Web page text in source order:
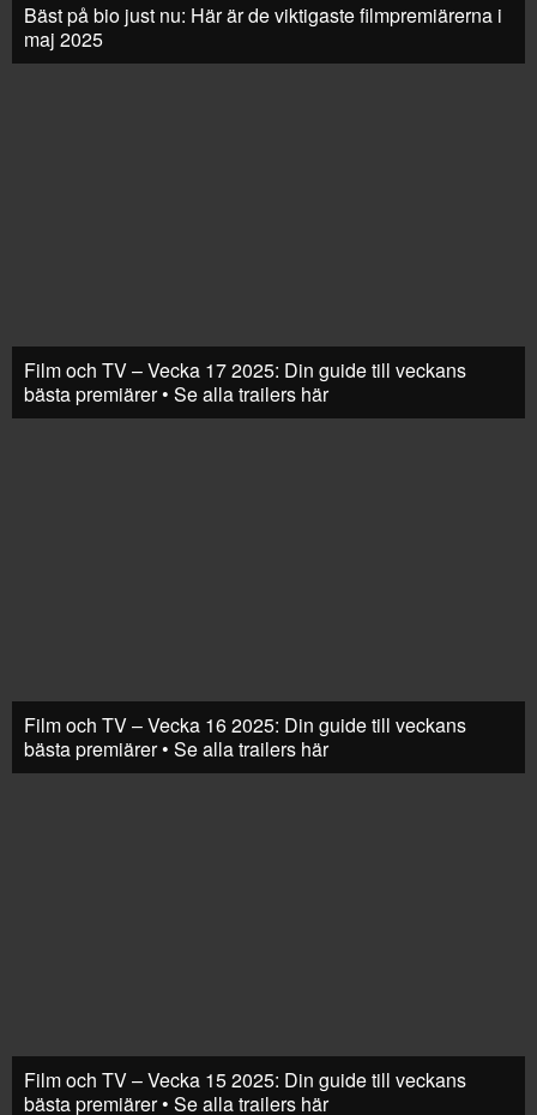
Bäst på bio just nu: Här är de viktigaste filmpremiärerna i
maj 2025
Film och TV – Vecka 17 2025: Din guide till veckans
bästa premiärer • Se alla trailers här
Film och TV – Vecka 16 2025: Din guide till veckans
bästa premiärer • Se alla trailers här
Film och TV – Vecka 15 2025: Din guide till veckans
bästa premiärer • Se alla trailers här